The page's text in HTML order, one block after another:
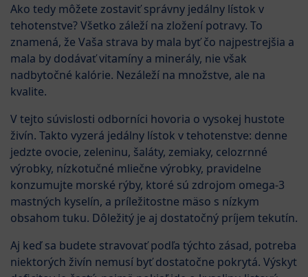
Ako tedy môžete zostaviť správny jedálny lístok v
tehotenstve? Všetko záleží na zložení potravy. To
znamená, že Vaša strava by mala byť čo najpestrejšia a
mala by dodávať vitamíny a minerály, nie však
nadbytočné kalórie. Nezáleží na množstve, ale na
kvalite.
V tejto súvislosti odborníci hovoria o vysokej hustote
živín. Takto vyzerá jedálny lístok v tehotenstve: denne
jedzte ovocie, zeleninu, šaláty, zemiaky, celozrnné
výrobky, nízkotučné mliečne výrobky, pravidelne
konzumujte morské rýby, ktoré sú zdrojom omega-3
mastných kyselín, a príležitostne mäso s nízkym
obsahom tuku. Dôležitý je aj dostatočný príjem tekutín.
Aj keď sa budete stravovať podľa týchto zásad, potreba
niektorých živín nemusí byť dostatočne pokrytá. Výskyt